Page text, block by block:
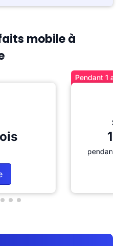
mobile à
Pendant 1
pendant